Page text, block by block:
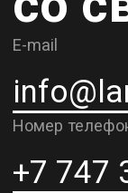
Рассрочка и
к5
Адрес шоурума в г.
г. Астана, ул.
Благодарим за
До встречи в